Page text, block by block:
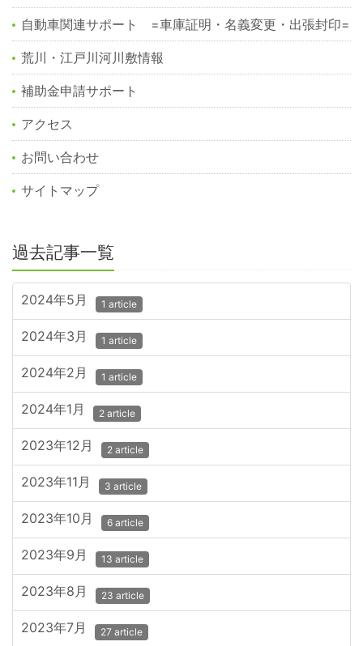
自動車関連サポート =車庫証明・名義変更・出張封印=
荒川・江戸川河川敷情報
補助金申請サポート
アクセス
お問い合わせ
サイトマップ
過去記事一覧
2024年5月 1 article
2024年3月 1 article
2024年2月 1 article
2024年1月 2 article
2023年12月 2 article
2023年11月 3 article
2023年10月 6 article
2023年9月 13 article
2023年8月 23 article
2023年7月 27 article